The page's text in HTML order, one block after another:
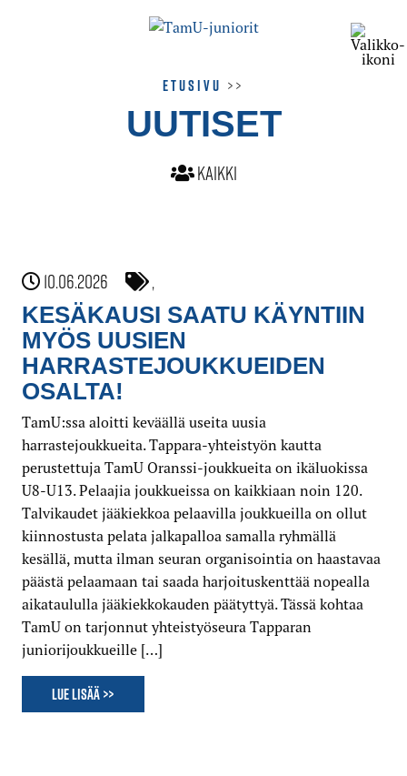
Etusivu >>
UUTISET
Kaikki
10.06.2026 ,
KESÄKAUSI SAATU KÄYNTIIN
MYÖS UUSIEN
HARRASTEJOUKKUEIDEN
OSALTA!
TamU:ssa aloitti keväällä useita uusia
harrastejoukkueita. Tappara-yhteistyön kautta
perustettuja TamU Oranssi-joukkueita on ikäluokissa
U8-U13. Pelaajia joukkueissa on kaikkiaan noin 120.
Talvikaudet jääkiekkoa pelaavilla joukkueilla on ollut
kiinnostusta pelata jalkapalloa samalla ryhmällä
kesällä, mutta ilman seuran organisointia on haastavaa
päästä pelaamaan tai saada harjoituskenttää nopealla
aikataululla jääkiekkokauden päätyttyä. Tässä kohtaa
TamU on tarjonnut yhteistyöseura Tapparan
juniorijoukkueille […]
Lue lisää >>